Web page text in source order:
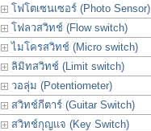
โฟโตเซนเซอร์ (Photo Sensor)
โฟลวสวิทช์ (Flow switch)
ไมโครสวิทช์ (Micro switch)
ลิมิทสวิทช์ (Limit switch)
วอลุ่ม (Potentiometer)
สวิทช์กีตาร์ (Guitar Switch)
สวิทช์กุญแจ (Key Switch)